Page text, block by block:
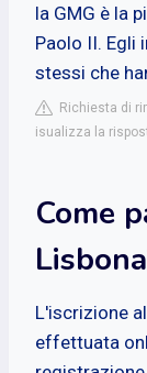
la GMG è la
Paolo II. Egli
stessi che
Richiesta di
isualizza la
Come
L'iscrizione
effettuata